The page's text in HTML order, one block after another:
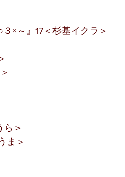
×～』17＜杉基イクラ＞
＞
ま＞